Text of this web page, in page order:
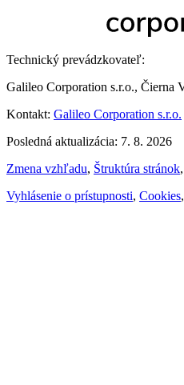
Technický prevádzkovateľ:
Galileo Corporation s.r.o., Čierna
Kontakt: Galileo Corporation s.r.o.
Posledná aktualizácia: 7. 8. 2026
Zmena vzhľadu, Štruktúra stránok,
Vyhlásenie o prístupnosti, Cookies,